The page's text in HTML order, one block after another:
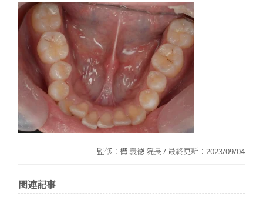
監修： 構 義徳 院長 / 最終更新： 2023/09/04
関連記事